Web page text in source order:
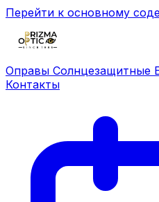
Перейти к основному
Оправы Солнцезащитные
Контакты